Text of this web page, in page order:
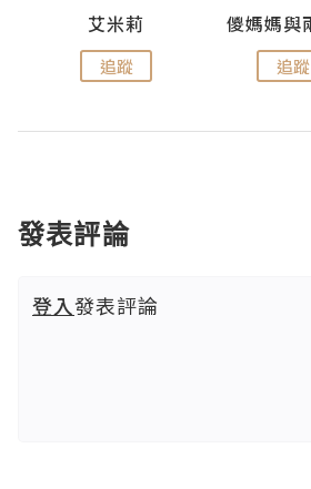
艾米莉
追蹤 追蹤
發表評論
登入發表評論